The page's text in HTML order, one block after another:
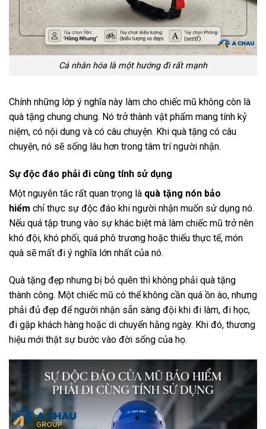
Cá nhân hóa là một hướng đi rất mạnh
Chính những lớp ý nghĩa này làm cho chiếc mũ không còn là
quà tặng chung chung. Nó trở thành vật phẩm mang tính kỷ
niệm, có nội dung và có câu chuyện. Khi quà tặng có câu
chuyện, nó sẽ sống lâu hơn trong tâm trí người nhận.
Sự độc đáo phải đi cùng tính sử dụng
Một nguyên tắc rất quan trọng là quà tặng nón bảo
hiểm chỉ thực sự độc đáo khi người nhận muốn sử dụng nó.
Nếu quá tập trung vào sự khác biệt mà làm chiếc mũ trở nên
khó đội, khó phối, quá phô trương hoặc thiếu thực tế, món
quà sẽ mất đi ý nghĩa lớn nhất của nó.
Quà tặng đẹp nhưng bị bỏ quên thì không phải quà tặng
thành công. Một chiếc mũ có thể không cần quá ồn ào, nhưng
phải đủ đẹp để người nhận sẵn sàng đội khi đi làm, đi học,
đi gặp khách hàng hoặc di chuyển hằng ngày. Khi đó, thương
hiệu mới thật sự bước vào đời sống của họ.